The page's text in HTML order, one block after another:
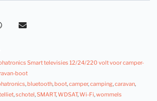
Smart televisies 12/24/220 volt voor camper-
boot
,bluetooth,boot,camper,camping,caravan,
,schotel,SMART,WDSAT,Wi-Fi,wommels